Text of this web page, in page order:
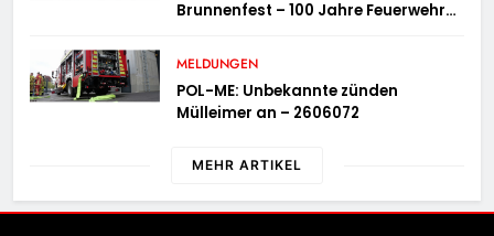
Brunnenfest – 100 Jahre Feuerwehr
MELDUNGEN
POL-ME: Unbekannte zünden
Mülleimer an – 2606072
MEHR ARTIKEL